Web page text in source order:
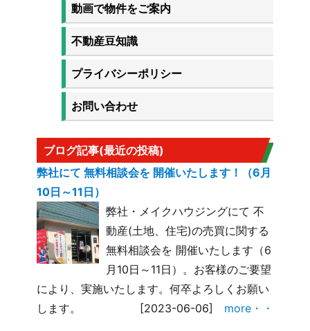
動画で物件をご案内
不動産豆知識
プライバシーポリシー
お問い合わせ
ブログ記事(最近の投稿)
弊社にて 無料相談会を 開催いたします！（6月
10日～11日）
弊社・メイクハウジングにて 不
動産(土地、住宅)の売買に関する
無料相談会を 開催いたします（6
月10日～11日）。お客様のご要望
により、実施いたします。何卒よろしくお願い
します。
[2023-06-06] more・・